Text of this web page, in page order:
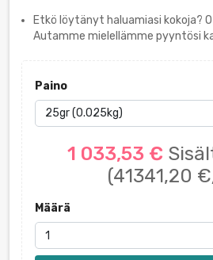
Etkö löytänyt haluamiasi kokoja?
Autamme mielellämme pyyntösi
Paino
1 033,53 €
(41341,20
Määrä